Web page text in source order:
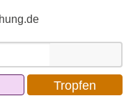
Tropfen